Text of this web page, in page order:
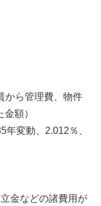
から管理費、物件
額）
変動、2.012％、
金などの諸費用が